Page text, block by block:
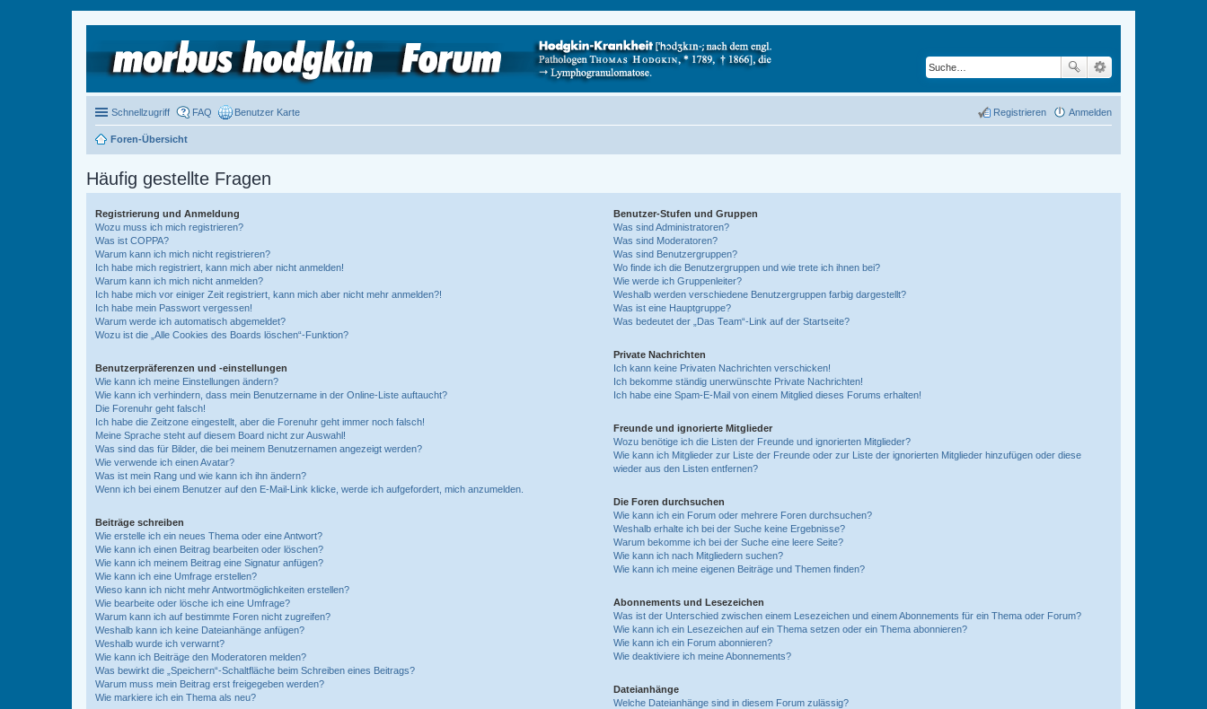
Schnellzugriff FAQ Benutzer Karte Anmelden
Registrieren
Foren-Übersicht
Häufig gestellte Fragen
Registrierung und Anmeldung
Wozu muss ich mich registrieren?
Was ist COPPA?
Warum kann ich mich nicht registrieren?
Ich habe mich registriert, kann mich aber nicht anmelden!
Warum kann ich mich nicht anmelden?
Ich habe mich vor einiger Zeit registriert, kann mich aber nicht mehr anmelden?!
Ich habe mein Passwort vergessen!
Warum werde ich automatisch abgemeldet?
Wozu ist die „Alle Cookies des Boards löschen“-Funktion?
Benutzerpräferenzen und -einstellungen
Wie kann ich meine Einstellungen ändern?
Wie kann ich verhindern, dass mein Benutzername in der Online-Liste auftaucht?
Die Forenuhr geht falsch!
Ich habe die Zeitzone eingestellt, aber die Forenuhr geht immer noch falsch!
Meine Sprache steht auf diesem Board nicht zur Auswahl!
Was sind das für Bilder, die bei meinem Benutzernamen angezeigt werden?
Wie verwende ich einen Avatar?
Was ist mein Rang und wie kann ich ihn ändern?
Wenn ich bei einem Benutzer auf den E-Mail-Link klicke, werde ich aufgefordert, mich anzumelden.
Beiträge schreiben
Wie erstelle ich ein neues Thema oder eine Antwort?
Wie kann ich einen Beitrag bearbeiten oder löschen?
Wie kann ich meinem Beitrag eine Signatur anfügen?
Wie kann ich eine Umfrage erstellen?
Wieso kann ich nicht mehr Antwortmöglichkeiten erstellen?
Wie bearbeite oder lösche ich eine Umfrage?
Warum kann ich auf bestimmte Foren nicht zugreifen?
Weshalb kann ich keine Dateianhänge anfügen?
Weshalb wurde ich verwarnt?
Wie kann ich Beiträge den Moderatoren melden?
Was bewirkt die „Speichern“-Schaltfläche beim Schreiben eines Beitrags?
Warum muss mein Beitrag erst freigegeben werden?
Wie markiere ich ein Thema als neu?
Benutzer-Stufen und Gruppen
Was sind Administratoren?
Was sind Moderatoren?
Was sind Benutzergruppen?
Wo finde ich die Benutzergruppen und wie trete ich ihnen bei?
Wie werde ich Gruppenleiter?
Weshalb werden verschiedene Benutzergruppen farbig dargestellt?
Was ist eine Hauptgruppe?
Was bedeutet der „Das Team“-Link auf der Startseite?
Private Nachrichten
Ich kann keine Privaten Nachrichten verschicken!
Ich bekomme ständig unerwünschte Private Nachrichten!
Ich habe eine Spam-E-Mail von einem Mitglied dieses Forums erhalten!
Freunde und ignorierte Mitglieder
Wozu benötige ich die Listen der Freunde und ignorierten Mitglieder?
Wie kann ich Mitglieder zur Liste der Freunde oder zur Liste der ignorierten Mitglieder hinzufügen oder diese
wieder aus den Listen entfernen?
Die Foren durchsuchen
Wie kann ich ein Forum oder mehrere Foren durchsuchen?
Weshalb erhalte ich bei der Suche keine Ergebnisse?
Warum bekomme ich bei der Suche eine leere Seite?
Wie kann ich nach Mitgliedern suchen?
Wie kann ich meine eigenen Beiträge und Themen finden?
Abonnements und Lesezeichen
Was ist der Unterschied zwischen einem Lesezeichen und einem Abonnements für ein Thema oder Forum?
Wie kann ich ein Lesezeichen auf ein Thema setzen oder ein Thema abonnieren?
Wie kann ich ein Forum abonnieren?
Wie deaktiviere ich meine Abonnements?
Dateianhänge
Welche Dateianhänge sind in diesem Forum zulässig?